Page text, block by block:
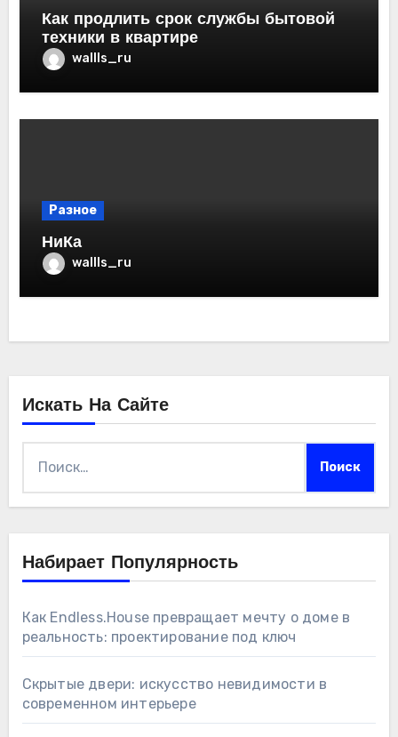
Как продлить срок службы бытовой
техники в квартире
wallls_ru
Разное
НиКа
wallls_ru
Искать На Сайте
Набирает Популярность
Как Endless.House превращает мечту о доме в
реальность: проектирование под ключ
Скрытые двери: искусство невидимости в
современном интерьере